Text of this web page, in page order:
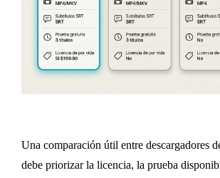
Una comparación útil entre descargadores
debe priorizar la licencia, la prueba